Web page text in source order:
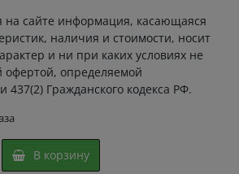
на сайте информация, касающаяся
наличия и стоимости, носит
и ни при каких условиях не
офертой, определяемой
437(2) Гражданского кодекса РФ.
В корзину